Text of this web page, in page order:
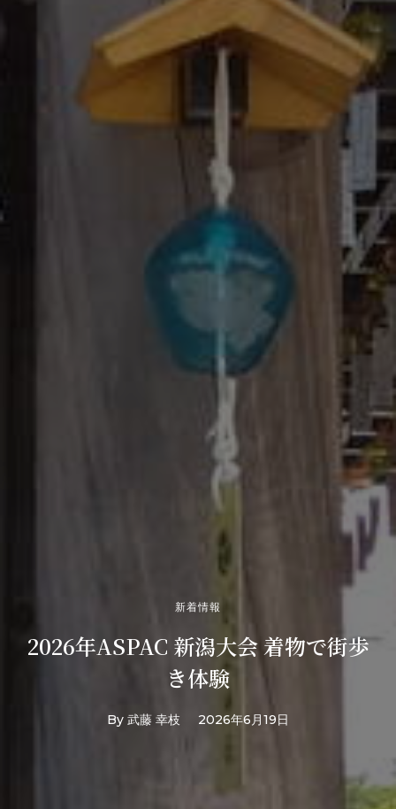
新着情報
2026年ASPAC 新潟大会 着物で街歩
き体験
By 武藤 幸枝 2026年6月19日